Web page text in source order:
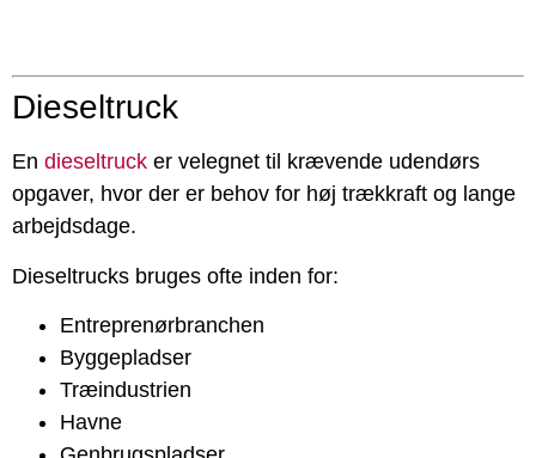
Dieseltruck
En dieseltruck er velegnet til krævende udendørs
opgaver, hvor der er behov for høj trækkraft og lange
arbejdsdage.
Dieseltrucks bruges ofte inden for:
Entreprenørbranchen
Byggepladser
Træindustrien
Havne